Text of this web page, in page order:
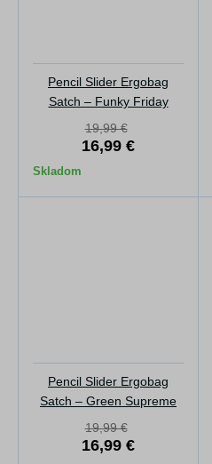
Pencil Slider Ergobag
Satch – Funky Friday
19,99 €
16,99 €
Skladom
Pencil Slider Ergobag
Satch – Green Supreme
19,99 €
16,99 €